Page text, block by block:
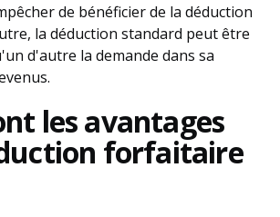
de bénéficier de la déduction
la déduction standard peut être
d'autre la demande dans sa
les avantages
forfaitaire